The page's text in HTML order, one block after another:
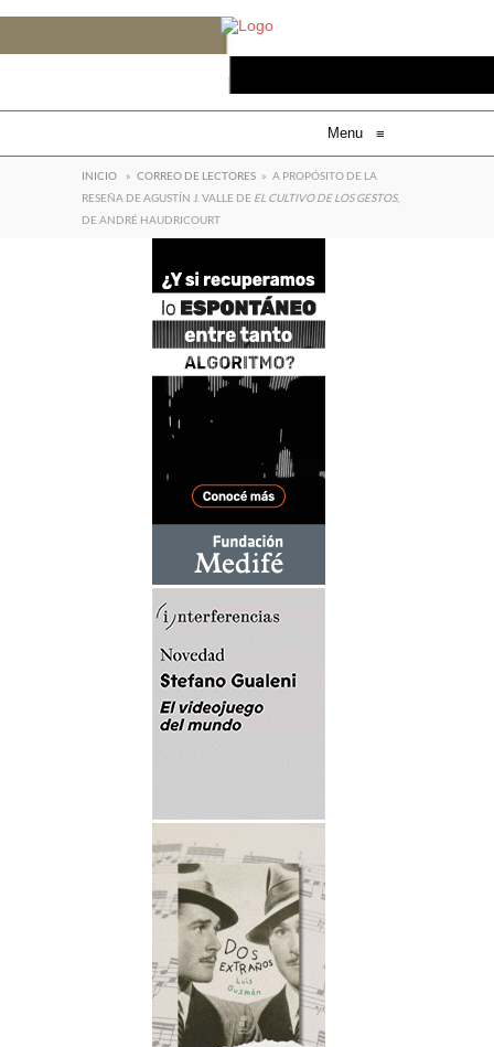
Menu ≡
INICIO » CORREO DE LECTORES » A PROPÓSITO DE LA
RESEÑA DE AGUSTÍN J. VALLE DE EL CULTIVO DE LOS GESTOS,
DE ANDRÉ HAUDRICOURT